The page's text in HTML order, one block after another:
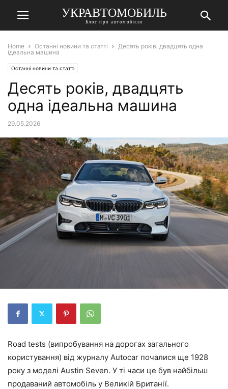
УКРАВТОМОБИЛЬ
Блог про автомобили
Home Останні новини та статті
Десять років, двадцять одна
ідеальна машина
Останні новини та статті
Десять років, двадцять
одна ідеальна машина
29.05.2026
Road tests (випробування на дорогах загального
користування) від журналу Autocar почалися ще 1928
року з моделі Austin Seven. У ті часи це був найбільш
продаваний автомобіль у Великій Британії.